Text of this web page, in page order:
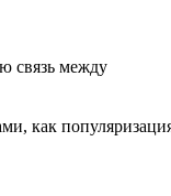
связь между
как